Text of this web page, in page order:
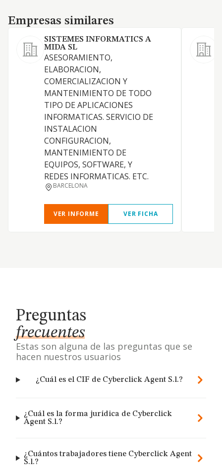
Empresas similares
Empresas similares
SISTEMES INFORMATICS A
MIDA SL
ASESORAMIENTO,
ELABORACION,
COMERCIALIZACION Y
MANTENIMIENTO DE TODO
TIPO DE APLICACIONES
INFORMATICAS. SERVICIO DE
INSTALACION
CONFIGURACION,
MANTENIMIENTO DE
EQUIPOS, SOFTWARE, Y
REDES INFORMATICAS. ETC.
BARCELONA
VER INFORME VER FICHA
Preguntas
frecuentes
Estas son alguna de las preguntas que se
hacen nuestros usuarios
¿Cuál es el CIF de Cyberclick Agent S.l.?
¿Cuál es la forma jurídica de Cyberclick
Agent S.l.?
¿Cuántos trabajadores tiene Cyberclick Agent
S.l.?